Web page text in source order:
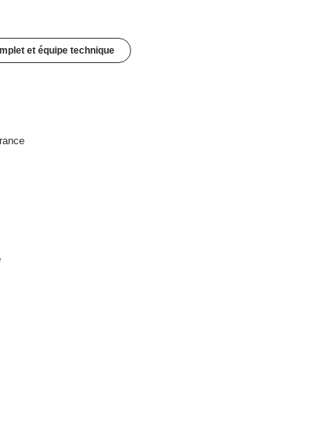
et équipe technique